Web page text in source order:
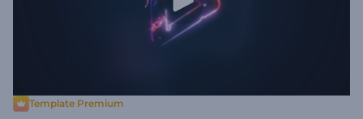
Template Premium